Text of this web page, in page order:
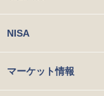
NISA
マーケット情報